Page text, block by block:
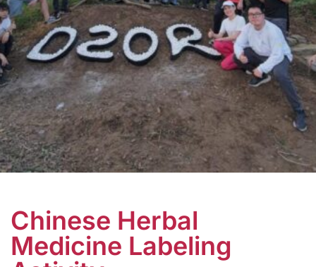
Chinese Herbal
Medicine Labeling